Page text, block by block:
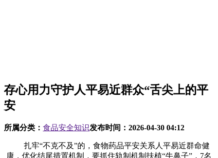
存心用力守护人平易近群众“舌尖上的平
安
所属分类： 食品安全知识发布时间： 2026-04-30 04:12
扎牢“不克不及”的，食物药品平安关系人平易近群命健
康，优化结尾措置机制，要抓住轨制机制扶植“牛鼻子”，7名